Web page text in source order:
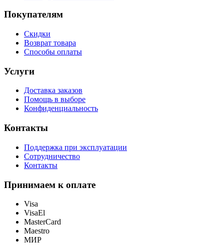
Покупателям
Скидки
Возврат товара
Способы оплаты
Услуги
Доставка заказов
Помощь в выборе
Конфиденциальность
Контакты
Поддержка при эксплуатации
Сотрудничество
Контакты
Принимаем к оплате
Visa
VisaEl
MasterCard
Maestro
МИР